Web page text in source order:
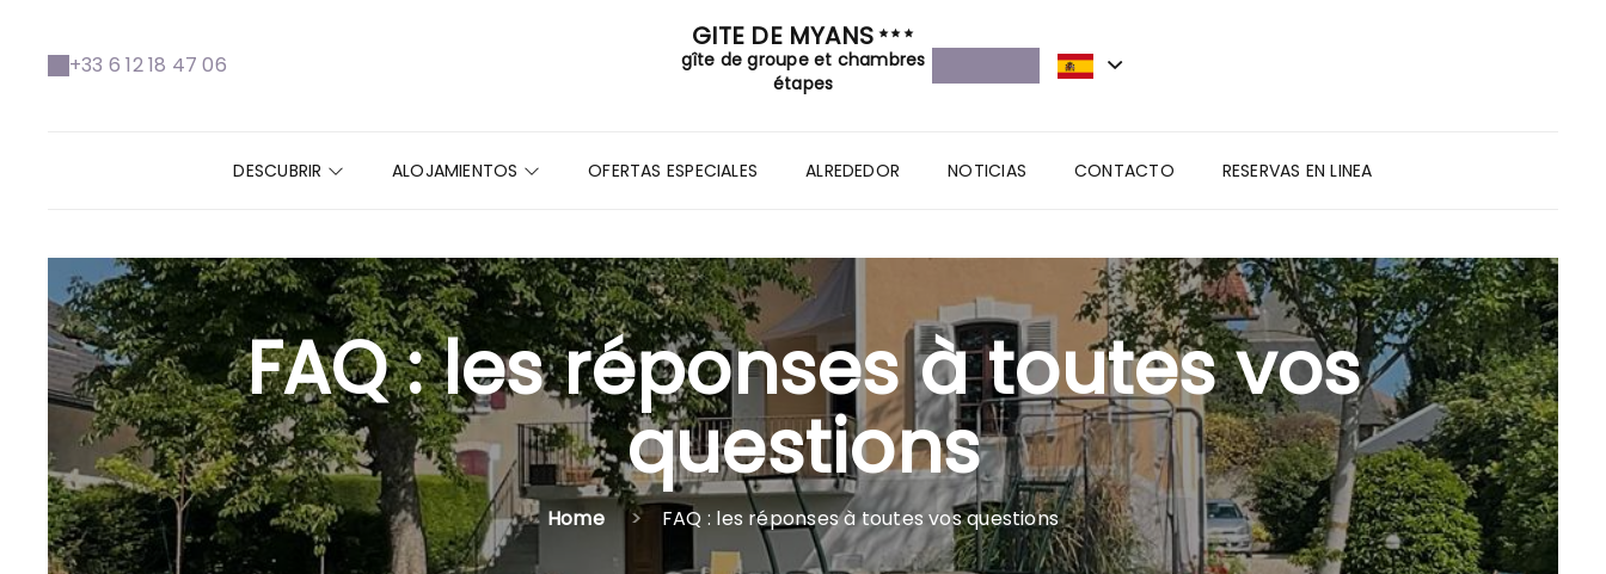
+33 6 12 18 47 06
GITE DE MYANS
gîte de groupe et chambres
étapes
DESCUBRIR ALOJAMIENTOS OFERTAS ESPECIALES ALREDEDOR NOTICIAS CONTACTO RESERVAS EN LINEA
FAQ : les réponses à toutes vos
questions
Home FAQ : les réponses à toutes vos questions